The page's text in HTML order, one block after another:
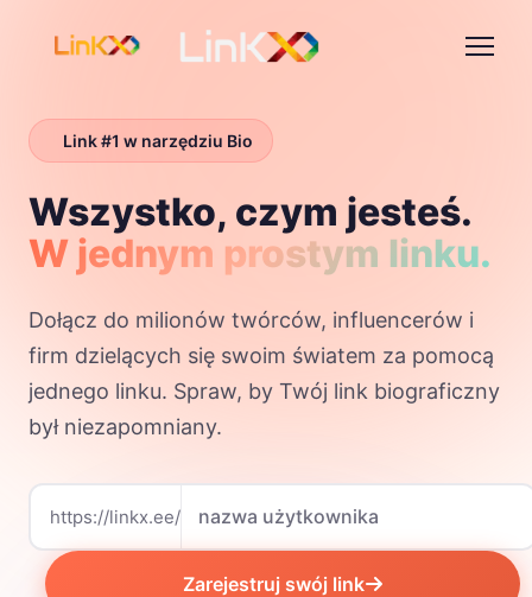
Link #1 w narzędziu Bio
Wszystko, czym jesteś.
W jednym prostym linku.
Dołącz do milionów twórców, influencerów i
firm dzielących się swoim światem za pomocą
jednego linku. Spraw, by Twój link biograficzny
był niezapomniany.
https://linkx.ee/
Zarejestruj swój link